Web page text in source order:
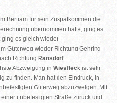
Bertram für sein Zuspätkommen die
übernommen hatte, ging es
ging es gleich wieder
Güterweg wieder Richtung Gehring
Richtung Ransdorf.
Abzweigung in Wiesfleck ist sehr
zu finden. Man hat den Eindruck, in
Güterweg abzuzweigen. Mit
unbefestigten Straße zurück und